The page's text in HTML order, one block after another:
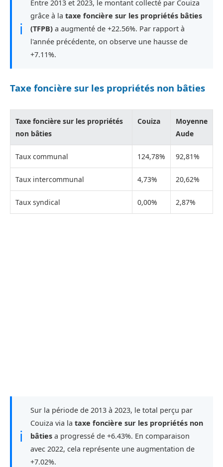
ℹ
Entre 2013 et 2023, le montant collecté par Couiza
grâce à la taxe foncière sur les propriétés bâties
(TFPB) a augmenté de +22.56%. Par rapport à
l'année précédente, on observe une hausse de
+7.11%.
Taxe foncière sur les propriétés non bâties
Taxe foncière sur les propriétés
non bâties
Couiza
Moyenne
Aude
Taux communal 124,78% 92,81%
Taux intercommunal 4,73% 20,62%
Taux syndical 0,00% 2,87%
ℹ
Sur la période de 2013 à 2023, le total perçu par
Couiza via la taxe foncière sur les propriétés non
bâties a progressé de +6.43%. En comparaison
avec 2022, cela représente une augmentation de
+7.02%.